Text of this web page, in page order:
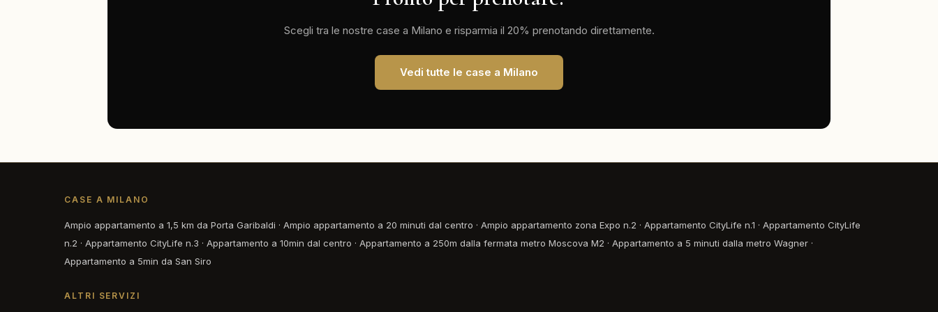
Scegli tra le nostre case a Milano e risparmia il 20% prenotando direttamente.
Vedi tutte le case a Milano
CASE A MILANO
Ampio appartamento a 1,5 km da Porta Garibaldi · Ampio appartamento a 20 minuti dal centro · Ampio appartamento zona Expo n.2 · Appartamento CityLife n.1 · Appartamento CityLife
n.2 · Appartamento CityLife n.3 · Appartamento a 10min dal centro · Appartamento a 250m dalla fermata metro Moscova M2 · Appartamento a 5 minuti dalla metro Wagner ·
Appartamento a 5min da San Siro
ALTRI SERVIZI